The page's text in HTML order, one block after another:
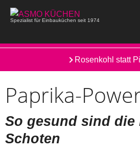
Spezialist für Einbauküchen seit 1974
Rosenkohl statt
Paprika-
So gesund sind die
Schoten